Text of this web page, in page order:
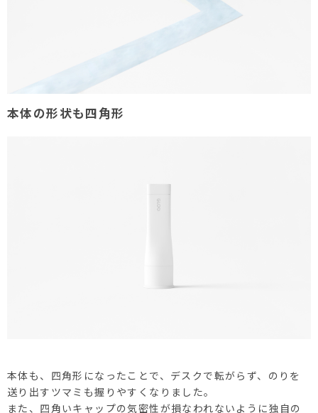
本体の形状も四角形
本体も、四角形になったことで、デスクで転がらず、のりを
送り出すツマミも握りやすくなりました。
また、四角いキャップの気密性が損なわれないように独自の